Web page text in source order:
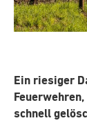
Ein riesiger
schnell